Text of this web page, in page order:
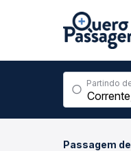
Partindo
Passagem